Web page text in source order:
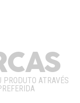
PRODUTO ATRAVÉS